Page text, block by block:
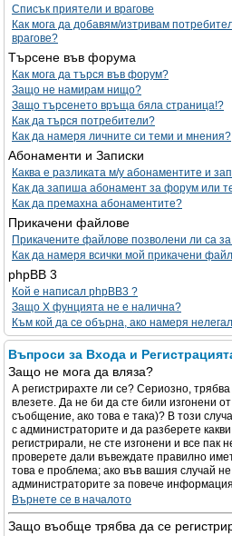
Списък приятели и врагове
Как мога да добавям/изтривам
врагове?
Търсене във форума
Как мога да търся във форум?
Защо не намирам нищо?
Защо търсенето връща бяла страница!?
Как да търся потребители?
Как да намеря личните си теми и мнения?
Абонаменти и Записки
Каква е разликата м/у абонаментите и
Как да запиша абонамент за форум или
Как да премахна абонаментите?
Прикачени файлове
Прикачените файлове позволени ли са
Как да намеря всички мой прикачени
phpBB 3
Кой е написал phpBB3 ?
Защо X фунцията не е налична?
Към кой да се обърна, ако намеря
Въпроси за Входа и
Защо не мога да вляза?
А регистрирахте ли се? Сериозно,
влезете. Да не би да сте били изгонени
съобщение, ако това е така)? В този
с администраторите и да разберете
регистрирали, не сте изгонени и все пак
проверете дали въвеждате правилно
това е проблема; ако във вашия случай
администраторите за повече
Върнете се в началото
Защо въобще трябва да се